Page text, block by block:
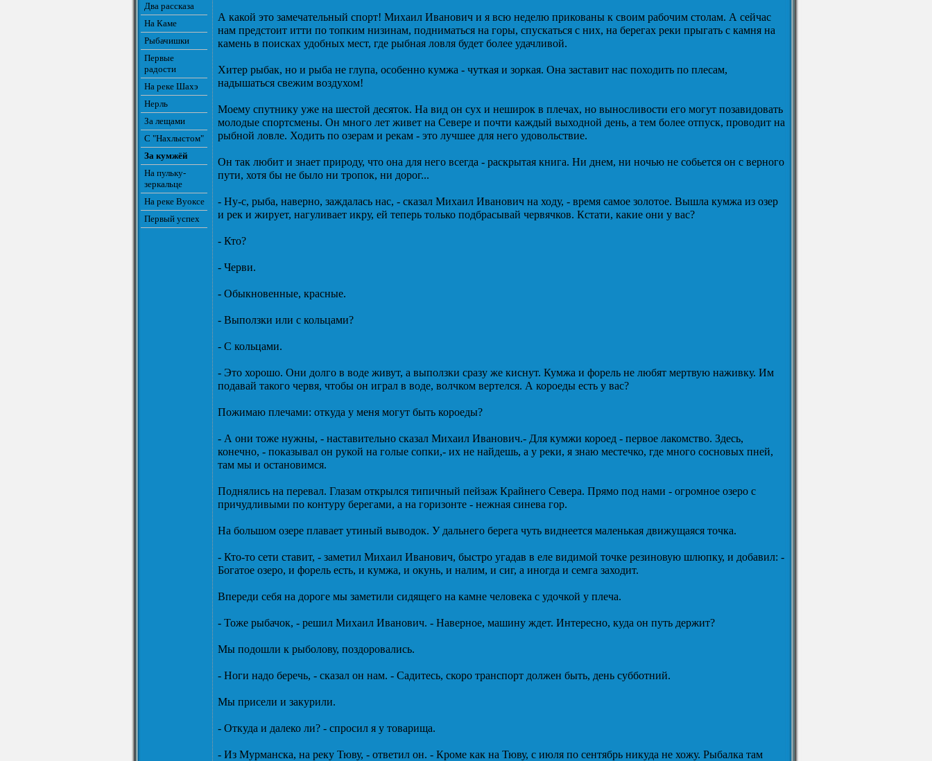
А какой это замечательный спорт! Михаил Иванович и я всю неделю прикованы к своим рабочим столам. А сейчас
нам предстоит итти по топким низинам, подниматься на горы, спускаться с них, на берегах реки прыгать с камня на
камень в поисках удобных мест, где рыбная ловля будет более удачливой.
Хитер рыбак, но и рыба не глупа, особенно кумжа - чуткая и зоркая. Она заставит нас походить по плесам,
надышаться свежим воздухом!
Моему спутнику уже на шестой десяток. На вид он сух и неширок в плечах, но выносливости его могут позавидовать
молодые спортсмены. Он много лет живет на Севере и почти каждый выходной день, а тем более отпуск, проводит на
рыбной ловле. Ходить по озерам и рекам - это лучшее для него удовольствие.
Он так любит и знает природу, что она для него всегда - раскрытая книга. Ни днем, ни ночью не собьется он с верного
пути, хотя бы не было ни тропок, ни дорог...
- Ну-с, рыба, наверно, заждалась нас, - сказал Михаил Иванович на ходу, - время самое золотое. Вышла кумжа из озер
и рек и жирует, нагуливает икру, ей теперь только подбрасывай червячков. Кстати, какие они у вас?
- Кто?
- Черви.
- Обыкновенные, красные.
- Выползки или с кольцами?
- С кольцами.
- Это хорошо. Они долго в воде живут, а выползки сразу же киснут. Кумжа и форель не любят мертвую наживку. Им
подавай такого червя, чтобы он играл в воде, волчком вертелся. А короеды есть у вас?
Пожимаю плечами: откуда у меня могут быть короеды?
- А они тоже нужны, - наставительно сказал Михаил Иванович.- Для кумжи короед - первое лакомство. Здесь,
конечно, - показывал он рукой на голые сопки,- их не найдешь, а у реки, я знаю местечко, где много сосновых пней,
там мы и остановимся.
Поднялись на перевал. Глазам открылся типичный пейзаж Крайнего Севера. Прямо под нами - огромное озеро с
причудливыми по контуру берегами, а на горизонте - нежная синева гор.
На большом озере плавает утиный выводок. У дальнего берега чуть виднеется маленькая движущаяся точка.
- Кто-то сети ставит, - заметил Михаил Иванович, быстро угадав в еле видимой точке резиновую шлюпку, и добавил: -
Богатое озеро, и форель есть, и кумжа, и окунь, и налим, и сиг, а иногда и семга заходит.
Впереди себя на дороге мы заметили сидящего на камне человека с удочкой у плеча.
- Тоже рыбачок, - решил Михаил Иванович. - Наверное, машину ждет. Интересно, куда он путь держит?
Мы подошли к рыболову, поздоровались.
- Ноги надо беречь, - сказал он нам. - Садитесь, скоро транспорт должен быть, день субботний.
Мы присели и закурили.
- Откуда и далеко ли? - спросил я у товарища.
- Из Мурманска, на реку Тюву, - ответил он. - Кроме как на Тюву, с июля по сентябрь никуда не хожу. Рыбалка там
Два рассказа
На Каме
Рыбачишки
Первые
радости
На реке Шахэ
Нерль
За лещами
С "Нахлыстом"
За кумжёй
На пульку-
зеркальце
На реке Вуоксе
Первый успех